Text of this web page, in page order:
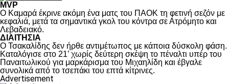
MVP
Ο Καμαρά έκρινε ακόμη ένα ματς του ΠΑΟΚ τη φετινή σεζόν με
κεφαλιά, μετά τα σημαντικά γκολ του κόντρα σε Ατρόμητο και
Λεβαδειακό.
ΔΙΑΙΤΗΣΙΑ
Ο Τσακαλίδης δεν ήρθε αντιμέτωπος με κάποια δύσκολη φάση.
Καταλόγισε στο 21’ χωρίς δεύτερη σκέψη το πέναλτι υπέρ του
Παναιτωλικού για μαρκάρισμα του Μιχαηλίδη και έβγαλε
συνολικά από το τσεπάκι του επτά κίτρινες.
Advertisement